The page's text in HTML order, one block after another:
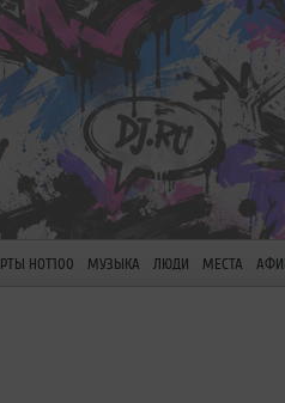
HOT100 МУЗЫКА ЛЮДИ МЕСТА